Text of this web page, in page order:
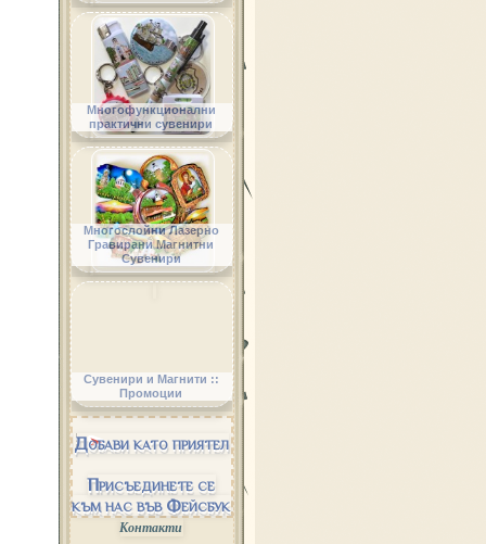
Многофункционални
практични сувенири
Многослойни Лазерно
Гравирани Магнитни
Сувенири
Сувенири и Магнити ::
Промоции
Добави като приятел
Присъединете се
към нас във Фейсбук
Контакти